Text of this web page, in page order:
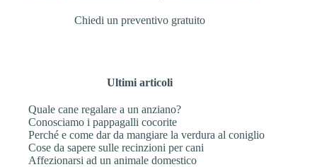
Chiedi un preventivo gratuito
Ultimi articoli
Quale cane regalare a un anziano?
Conosciamo i pappagalli cocorite
Perché e come dar da mangiare la verdura al coniglio
Cose da sapere sulle recinzioni per cani
Affezionarsi ad un animale domestico